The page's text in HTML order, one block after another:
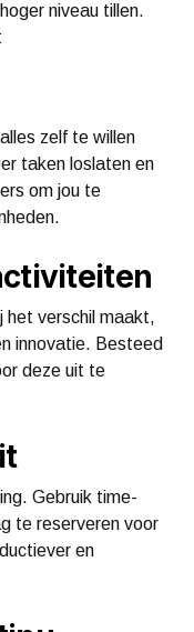
niveau tillen.
zelf te willen
taken loslaten en
om jou te
het verschil maakt,
innovatie. Besteed
deze uit te
Gebruik time-
te reserveren voor
en